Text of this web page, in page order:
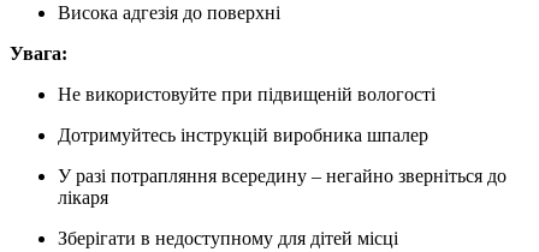
Висока адгезія до поверхні
Увага:
Не використовуйте при підвищеній вологості
Дотримуйтесь інструкцій виробника шпалер
У разі потрапляння всередину – негайно зверніться до
лікаря
Зберігати в недоступному для дітей місці